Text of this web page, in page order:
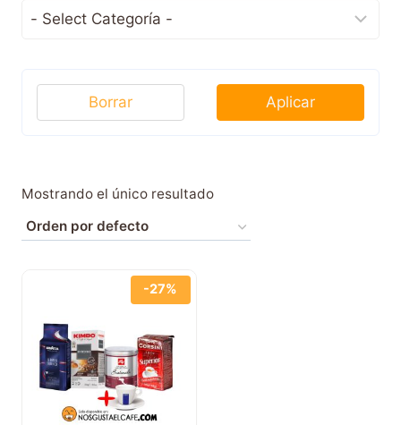
Mostrando el único resultado
-27%
Aplicar
Borrar